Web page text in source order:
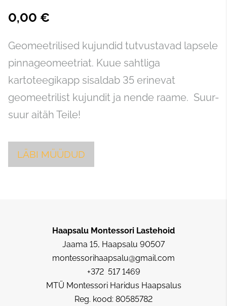
0,00 €
Geomeetrilised kujundid tutvustavad lapsele
pinnageomeetriat. Kuue sahtliga
kartoteegikapp sisaldab 35 erinevat
geomeetrilist kujundit ja nende raame. Suur-
suur aitäh Teile!
LÄBI MÜÜDUD
Haapsalu Montessori Lastehoid
Jaama 15, Haapsalu 90507
montessorihaapsalu@gmail.com
+372 517 1469
MTÜ Montessori Haridus Haapsalus
Reg. kood: 80585782